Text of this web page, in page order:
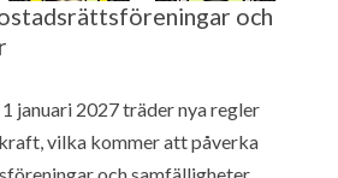
och
1 januari 2027 träder nya regler
vilka kommer att påverka